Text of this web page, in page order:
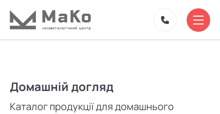
Домашній догляд
Каталог продукції для домашнього